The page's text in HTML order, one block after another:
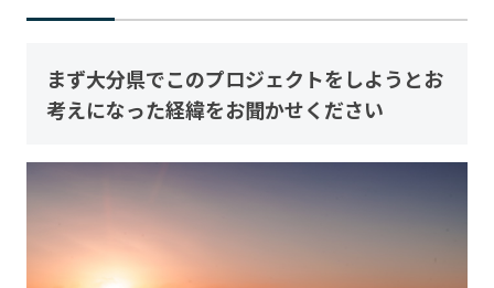
まず大分県でこのプロジェクトをしようとお
考えになった経緯をお聞かせください